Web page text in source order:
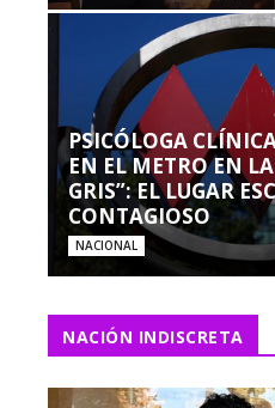
PSICÓLOGA
EN EL METRO EN
GRIS”: EL LUGAR
CONTAGIOSO
NACIONAL
NACIÓN INDISCRETA